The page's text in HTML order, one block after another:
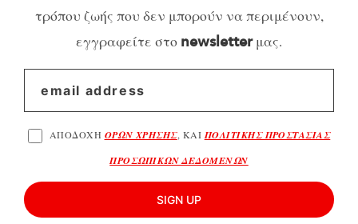
τρόπου ζωής που δεν μπορούν να περιμένουν,
εγγραφείτε στο newsletterμας.
ΑΠΟΔΟΧΗ ΟΡΩΝ ΧΡΗΣΗΣ, ΚΑΙ ΠΟΛΙΤΙΚΗΣ ΠΡΟΣΤΑΣΙΑΣ
ΠΡΟΣΩΠΙΚΩΝ ΔΕΔΟΜΕΝΩΝ
SIGN UP